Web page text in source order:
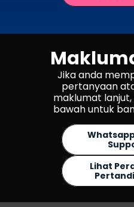
Jika anda
pertanyaan
maklumat
bawah untuk
Lihat